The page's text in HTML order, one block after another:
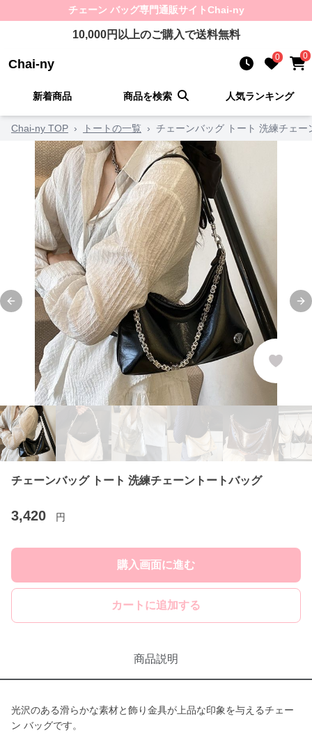
チェーン バッグ専門通販サイトChai-ny
10,000円以上のご購入で送料無料
Chai-ny 0 0
新着商品 商品を検索 人気ランキング
Chai-ny TOP › トートの一覧 › チェーンバッグ トート 洗練チェー
Previous slide
チェーンバッグ トート 洗練チェーントートバッグ
3,420 円
購入画面に進む
カートに追加する
商品説明
光沢のある滑らかな素材と飾り金具が上品な印象を与えるチェー
ン バッグです。